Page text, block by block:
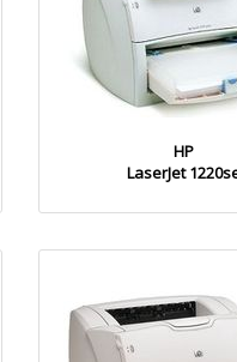
HP
LaserJet